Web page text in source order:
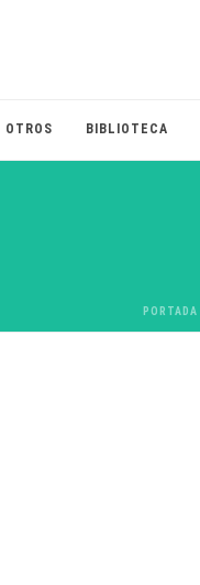
OTROS BIBLIOTECA
PORTADA